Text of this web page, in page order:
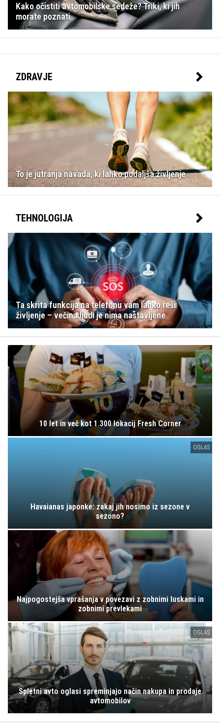
Kako očistiti avtomobilske sedeže? Triki, ki jih
morate poznati
ZDRAVJE
To je jutranja navada, ki lahko podaljša življenje
TEHNOLOGIJA
Ta skrita funkcija na telefonu vam lahko reši
življenje – večina ljudi je nima nastavljene
10 let in več kot 1.300 lokacij Fresh Corner
OGLAS
Havaianas japonke: zakaj jih nosimo iz sezone v
sezono?
Najpogostejša vprašanja v povezavi z zobnimi luskami in
zobnimi prevlekami
OGLAS
Spletni avto oglasi spreminjajo način nakupa in prodaje
avtomobilov